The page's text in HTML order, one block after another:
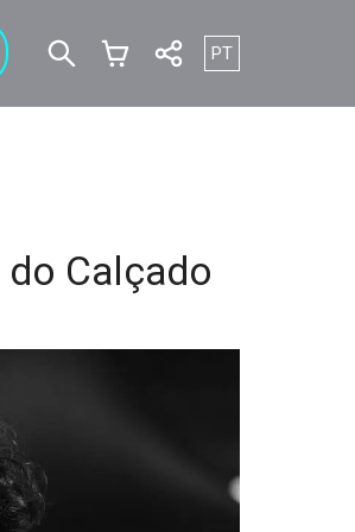
Escolha o seu
PT
Calçado